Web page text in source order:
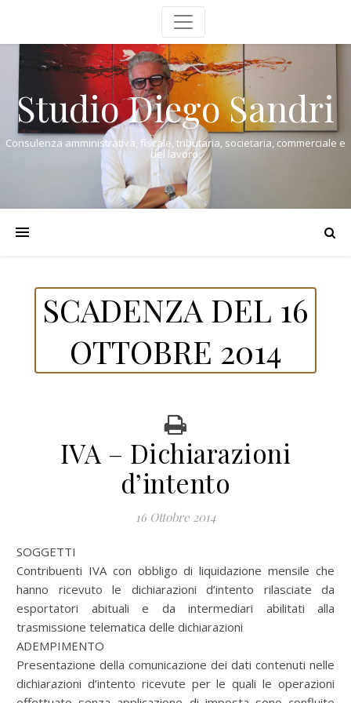
Studio Diego Sandri
Consulenza amministrativa, fiscale, tributaria, societaria, commerciale e
del lavoro.
SCADENZA DEL 16
OTTOBRE 2014
IVA – Dichiarazioni
d’intento
16 Ottobre 2014
SOGGETTI
Contribuenti IVA con obbligo di liquidazione mensile che
hanno ricevuto le dichiarazioni d’intento rilasciate da
esportatori abituali e da intermediari abilitati alla
trasmissione telematica delle dichiarazioni
ADEMPIMENTO
Presentazione della comunicazione dei dati contenuti nelle
dichiarazioni d’intento ricevute per le quali le operazioni